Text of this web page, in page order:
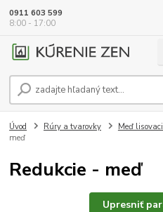
0911 603 599
8:00 - 17:00
Úvod Rúry a tvarovky Meď
meď
Redukcie - meď
Upresniť